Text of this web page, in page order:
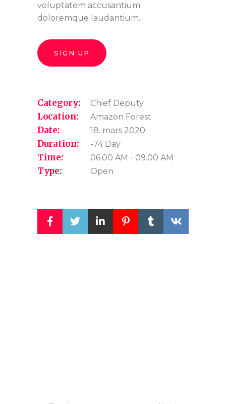
voluptatem accusantium
doloremque laudantium.
SIGN UP
Category: Chief Deputy
Location: Amazon Forest
Date: 18. mars 2020
Duration: -74 Day
Time: 06.00 AM - 09.00 AM
Type: Open